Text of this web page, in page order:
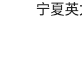
宁夏